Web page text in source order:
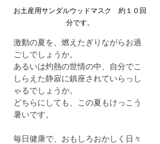
お土産用サンダルウッドマスク　約１０回
分です。
激動の夏を、燃えたぎりながらお過
ごしでしょうか。
あるいは灼熱の世情の中、自分でこ
しらえた静寂に鎮座されていらっし
ゃるでしょうか。
どちらにしても、この夏もけっこう
暑いです。
毎日健康で、おもしろおかしく日々